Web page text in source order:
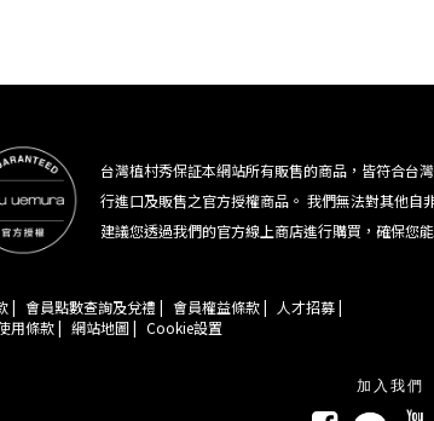
台灣植村秀保証本網站所有販售的商品，皆符合台
行進口及販售之官方授權商品。 我們無法對其他自
建議您透過我們的官方線上商店進行購買，確保您
| 會員點數查詢及兌禮 | 會員權益條款 |
人才招募 |
用條款 | 網站地圖 | Cookie設置
加入我們